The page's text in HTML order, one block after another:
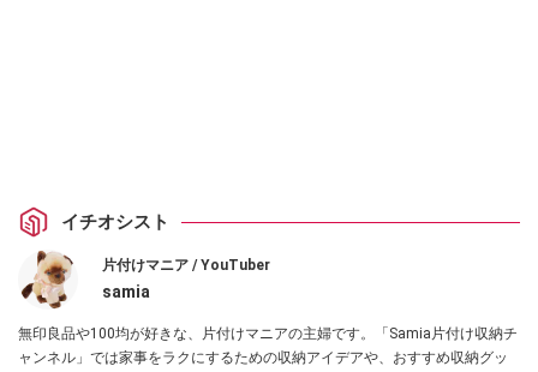
イチオシスト
片付けマニア / YouTuber
samia
無印良品や100均が好きな、片付けマニアの主婦です。「Samia片付け収納チ
ャンネル」では家事をラクにするための収納アイデアや、おすすめ収納グッ